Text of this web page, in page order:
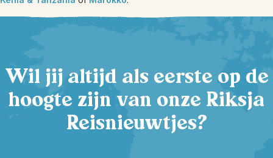
Wil jij altijd als eerste op de
hoogte zijn van onze Riksja
Reisnieuwtjes?